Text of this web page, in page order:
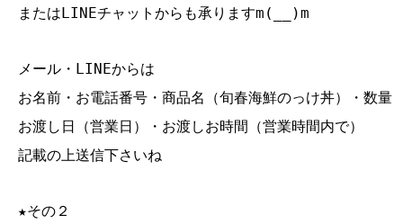
またはLINEチャットからも承りますm(__)m
メール・LINEからは
お名前・お電話番号・商品名（旬春海鮮のっけ丼）・数量
お渡し日（営業日）・お渡しお時間（営業時間内で）
記載の上送信下さいね
★その２